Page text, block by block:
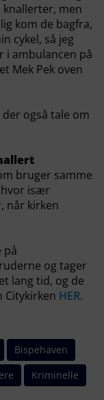
men
kom de bagfra,
cykel, så jeg
i ambulancen på
Mek Pek oven
også tale om
bruger samme
hvor især
når kirken
på
og tager
lang tid, og de
Citykirken HER.
Bispehaven
Kriminelle